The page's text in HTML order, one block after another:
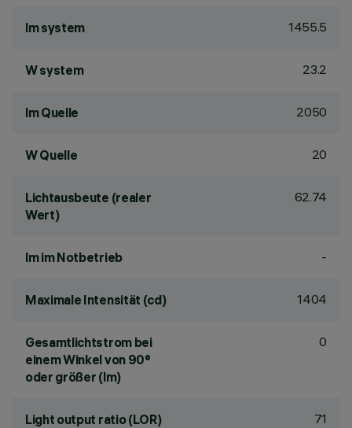
lm system 1455.5
W system 23.2
lm Quelle 2050
W Quelle 20
Lichtausbeute (realer
Wert)
62.74
lm im Notbetrieb -
Maximale Intensität (cd) 1404
Gesamtlichtstrom bei
einem Winkel von 90°
oder größer (lm)
0
Light output ratio (LOR) 71